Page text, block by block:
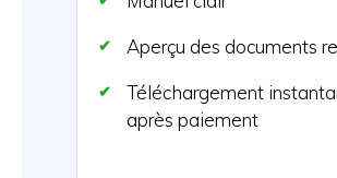
Aperçu des documents
Téléchargement
après paiement